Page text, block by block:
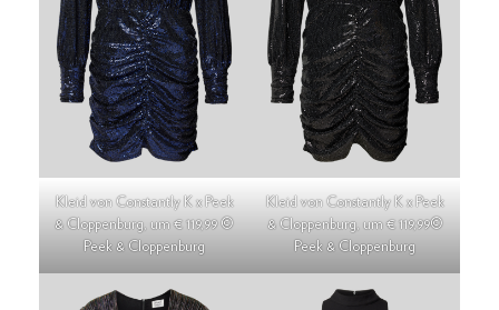
Kleid von Constantly K x Peek
& Cloppenburg, um € 119,99 ©
Peek & Cloppenburg
Kleid von Constantly K x Peek
& Cloppenburg, um € 119,99©
Peek & Cloppenburg